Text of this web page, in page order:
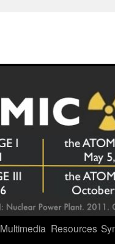
Multimedia Resources